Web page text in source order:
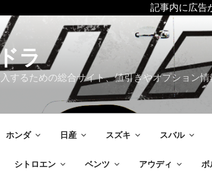
記事内に広告
ラ
するための総合サイト、値引きやオプション
ホンダ 日産 スズキ スバル
シトロエン ベンツ アウディ ボ